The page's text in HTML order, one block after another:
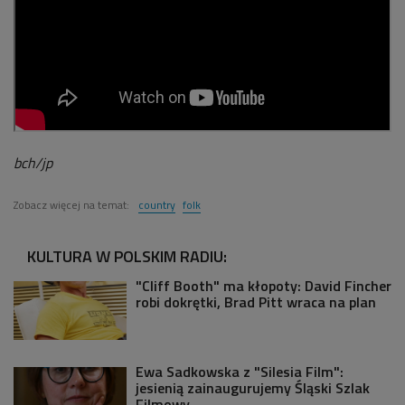
bch/jp
Zobacz więcej na temat: country folk
KULTURA W POLSKIM RADIU:
"Cliff Booth" ma kłopoty: David Fincher
robi dokrętki, Brad Pitt wraca na plan
Ewa Sadkowska z "Silesia Film":
jesienią zainaugurujemy Śląski Szlak